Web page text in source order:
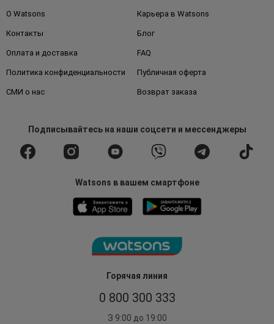
Горячая линия
0 800 300 333
З 9:00 до 19:00
О Watsons Карьера в Watsons
Контакты Блог
Оплата и доставка FAQ
Политика конфиденциальности Публичная оферта
СМИ о нас Возврат заказа
Подписывайтесьна наши соцсети и мессенджеры
Watsons в вашем смартфоне